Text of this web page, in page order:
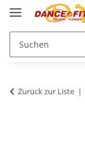
Zurück zur Liste